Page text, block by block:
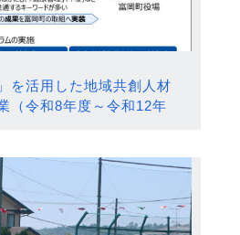
を活用した地域共創人材
（令和8年度～令和12年